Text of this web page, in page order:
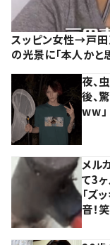
スッピン女性→戸
の光景に「本人かと思
夜、
後、
ww」
メル
て3
「ズ
音！笑